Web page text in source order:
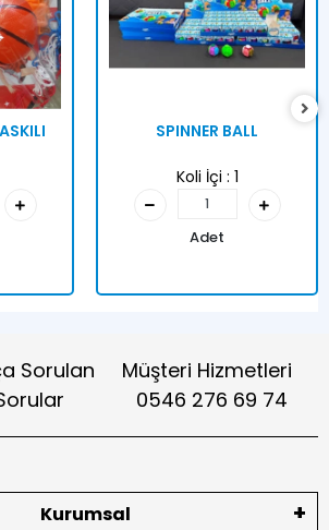
SPINNER BALL
Koli İçi : 1
Adet
Sorulan
Müşteri Hizmetleri
0546 276 69 74
Kurumsal